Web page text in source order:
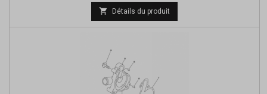
Prix
de
 Détails du produit